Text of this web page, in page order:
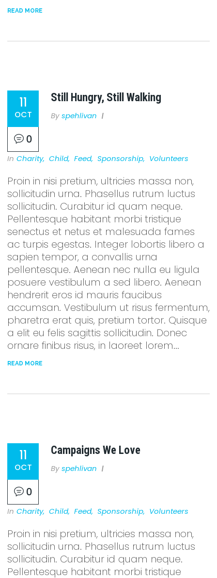
READ MORE
11
OCT
0
Still Hungry, Still Walking
By Spehlivan
In Charity, Child, Feed, Sponsorship, Volunteers
Proin in nisi pretium, ultricies massa non,
sollicitudin urna. Phasellus rutrum luctus
sollicitudin. Curabitur id quam neque.
Pellentesque habitant morbi tristique
senectus et netus et malesuada fames
ac turpis egestas. Integer lobortis libero a
sapien tempor, a convallis urna
pellentesque. Aenean nec nulla eu ligula
posuere vestibulum a sed libero. Aenean
hendrerit eros id mauris faucibus
accumsan. Vestibulum ut risus fermentum,
pharetra erat quis, pretium tortor. Quisque
a elit eu felis sagittis sollicitudin. Donec
ornare finibus risus, in laoreet lorem...
READ MORE
11
OCT
0
Campaigns We Love
By Spehlivan
In Charity, Child, Feed, Sponsorship, Volunteers
Proin in nisi pretium, ultricies massa non,
sollicitudin urna. Phasellus rutrum luctus
sollicitudin. Curabitur id quam neque.
Pellentesque habitant morbi tristique